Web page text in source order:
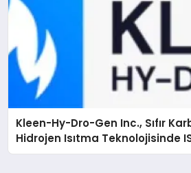
Kleen-Hy-Dro-Gen Inc., Sıfır
Hidrojen Isıtma Teknolojisinde
Düzenleyici Onaylarını Aldı